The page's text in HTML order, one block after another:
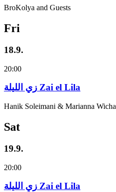
BroKolya and Guests
Fri
18.9.
20:00
زي‌ اللیلة Zai el Lila
Hanik Soleimani & Marianna Wicha
Sat
19.9.
20:00
زي‌ اللیلة Zai el Lila